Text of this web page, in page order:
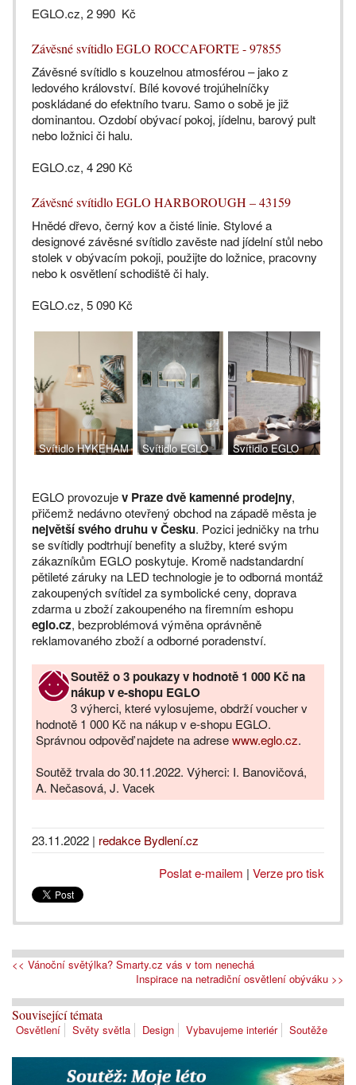
EGLO.cz, 2 990 Kč
Závěsné svítidlo EGLO ROCCAFORTE - 97855
Závěsné svítidlo s kouzelnou atmosférou – jako z
ledového království. Bílé kovové trojúhelníčky
poskládané do efektního tvaru. Samo o sobě je již
dominantou. Ozdobí obývací pokoj, jídelnu, barový pult
nebo ložnici či halu.
EGLO.cz, 4 290 Kč
Závěsné svítidlo EGLO HARBOROUGH – 43159
Hnědé dřevo, černý kov a čisté linie. Stylové a
designové závěsné svítidlo zavěste nad jídelní stůl nebo
stolek v obývacím pokoji, použijte do ložnice, pracovny
nebo k osvětlení schodiště či haly.
EGLO.cz, 5 090 Kč
Svítidlo HYKEHAM
Svítidlo EGLO
Svítidlo EGLO
EGLO provozujev Praze dvě kamenné prodejny,
přičemž nedávno otevřený obchod na západě města je
největší svého druhu v Česku. Pozici jedničky na trhu
se svítidly podtrhují benefity a služby, které svým
zákazníkům EGLO poskytuje. Kromě nadstandardní
pětileté záruky na LED technologie je to odborná montáž
zakoupených svítidel za symbolické ceny, doprava
zdarma u zboží zakoupeného na firemním eshopu
eglo.cz, bezproblémová výměna oprávněně
reklamovaného zboží a odborné poradenství.
Soutěž o 3 poukazy v hodnotě 1 000 Kč na
nákup v e-shopu EGLO
3 výherci, které vylosujeme, obdrží voucher v
hodnotě 1 000 Kč na nákup v e-shopu EGLO.
Správnou odpověď najdete na adresewww.eglo.cz.
Soutěž trvala do 30.11.2022. Výherci: I. Banovičová,
A. Nečasová, J. Vacek
23.11.2022 | redakce Bydlení.cz
Poslat e-mailem | Verze pro tisk
<< Vánoční světýlka? Smarty.cz vás v tom nenechá
Inspirace na netradiční osvětlení obýváku >>
Související témata
Osvětlení Světy světla Design Vybavujeme interiér Soutěže